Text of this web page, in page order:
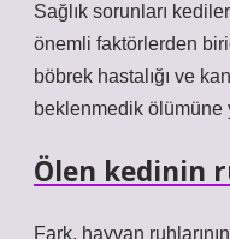
Sağlık sorunları
önemli faktörlerden
böbrek hastalığı ve
beklenmedik ölümüne
Ölen kedinin
Fark, hayvan